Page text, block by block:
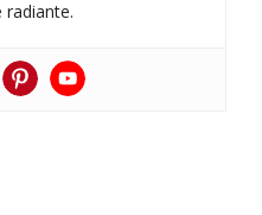
radiante.